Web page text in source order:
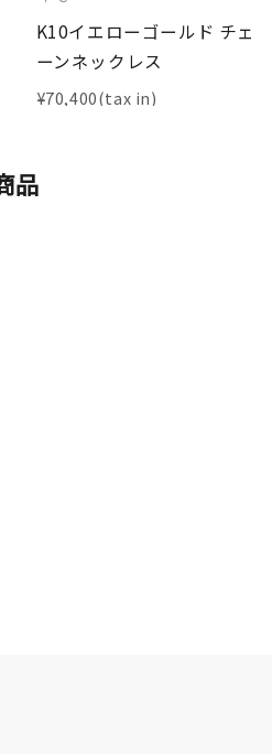
K10イエローゴールド チェ
ーンネックレス
¥70,400
品